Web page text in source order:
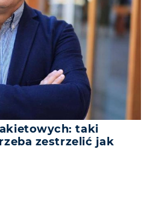
taki
zestrzelić jak